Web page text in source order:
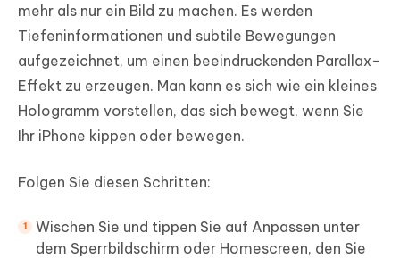
mehr als nur ein Bild zu machen. Es werden
Tiefeninformationen und subtile Bewegungen
aufgezeichnet, um einen beeindruckenden Parallax-
Effekt zu erzeugen. Man kann es sich wie ein kleines
Hologramm vorstellen, das sich bewegt, wenn Sie
Ihr iPhone kippen oder bewegen.
Folgen Sie diesen Schritten:
Wischen Sie und tippen Sie auf Anpassen unter
dem Sperrbildschirm oder Homescreen, den Sie